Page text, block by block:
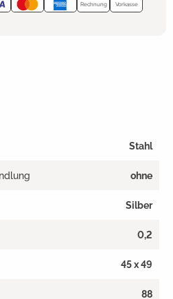
Rechnung Vorkasse
Stahl
ohne
Silber
0,2
45 x 49
88